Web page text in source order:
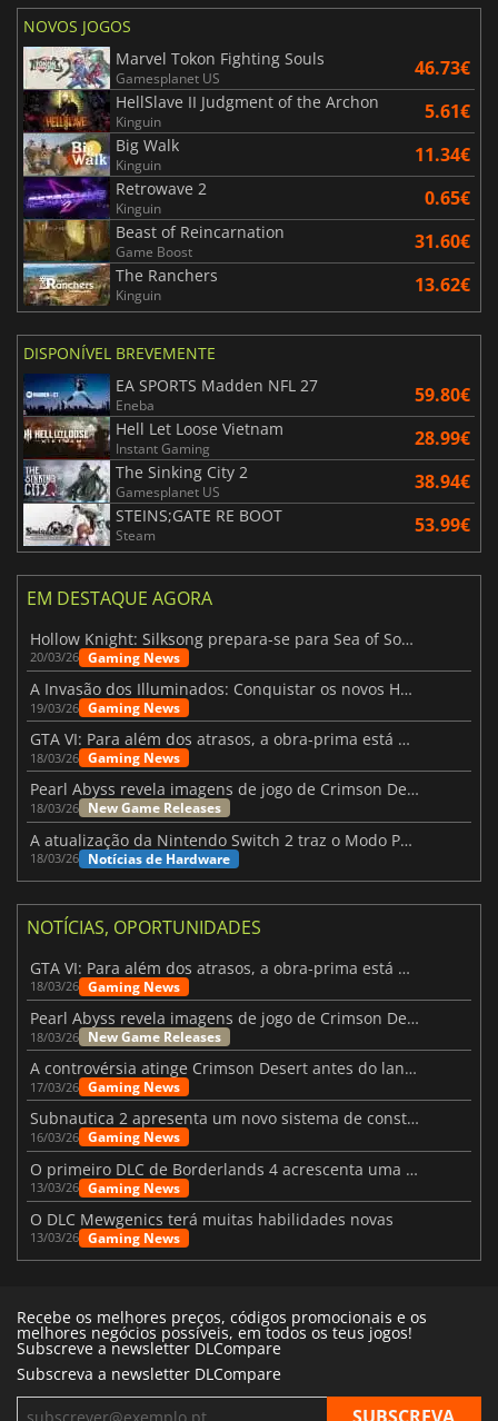
NOVOS JOGOS
Marvel Tokon Fighting Souls
Gamesplanet US 46.73€
HellSlave II Judgment of the Archon
Kinguin 5.61€
Big Walk
Kinguin 11.34€
Retrowave 2
Kinguin 0.65€
Beast of Reincarnation
Game Boost 31.60€
The Ranchers
Kinguin 13.62€
DISPONÍVEL BREVEMENTE
EA SPORTS Madden NFL 27
Eneba 59.80€
Hell Let Loose Vietnam
Instant Gaming 28.99€
The Sinking City 2
Gamesplanet US 38.94€
STEINS;GATE RE BOOT
Steam 53.99€
EM DESTAQUE AGORA
Hollow Knight: Silksong prepara-se para Sea of Sorrow com um patch
20/03/26 Gaming News
A Invasão dos Illuminados: Conquistar os novos Helldivers 2 Atualização!
19/03/26 Gaming News
GTA VI: Para além dos atrasos, a obra-prima está quase a chegar
18/03/26 Gaming News
Pearl Abyss revela imagens de jogo de Crimson Desert para a PS5
18/03/26 New Game Releases
A atualização da Nintendo Switch 2 traz o Modo Portátil aos jogos mais antigos da Switch
18/03/26 Notícias de Hardware
NOTÍCIAS, OPORTUNIDADES
GTA VI: Para além dos atrasos, a obra-prima está quase a chegar
18/03/26 Gaming News
Pearl Abyss revela imagens de jogo de Crimson Desert para a PS5
18/03/26 New Game Releases
A controvérsia atinge Crimson Desert antes do lançamento
17/03/26 Gaming News
Subnautica 2 apresenta um novo sistema de construção de bases
16/03/26 Gaming News
O primeiro DLC de Borderlands 4 acrescenta uma nova personagem e muito mais
13/03/26 Gaming News
O DLC Mewgenics terá muitas habilidades novas
13/03/26 Gaming News
Recebe os melhores preços, códigos promocionais e os
melhores negócios possíveis, em todos os teus jogos!
Subscreve a newsletter DLCompare
Subscreva a newsletter DLCompare